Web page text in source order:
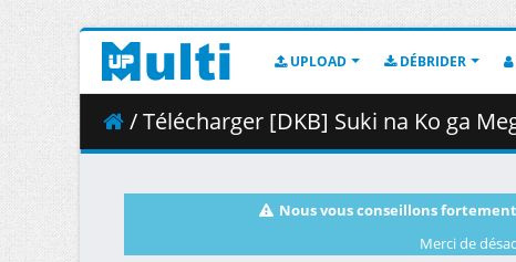
UPLOAD DÉBRIDER
/ Télécharger [DKB] Suki na Ko ga Megane wo
Nous vous conseillons
Merci de